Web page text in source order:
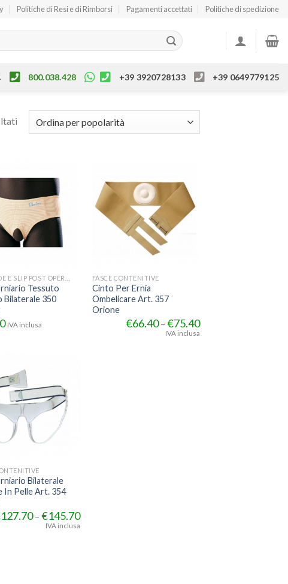
Politiche di Resi e di Rimborsi Pagamenti accettati Politiche di spedizione
800.038.428 +39 3920728133 +39 0649779125
Tessuto
Bilaterale 350
IVA inclusa
FASCE CONTENITIVE
Cinto Per Ernia
Ombelicare Art. 357
Orione
€66.40–€75.40
IVA inclusa
Bilaterale
In Pelle Art. 354
127.70–€145.70
IVA inclusa